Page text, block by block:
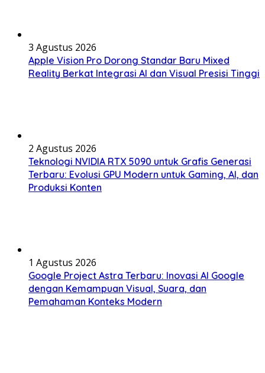
3 Agustus 2026
Apple Vision Pro Dorong Standar Baru Mixed
Reality Berkat Integrasi AI dan Visual Presisi Tinggi
2 Agustus 2026
Teknologi NVIDIA RTX 5090 untuk Grafis Generasi
Terbaru: Evolusi GPU Modern untuk Gaming, AI, dan
Produksi Konten
1 Agustus 2026
Google Project Astra Terbaru: Inovasi AI Google
dengan Kemampuan Visual, Suara, dan
Pemahaman Konteks Modern